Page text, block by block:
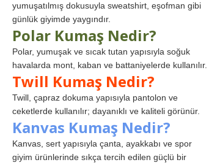
yumuşatılmış dokusuyla sweatshirt, eşofman gibi
günlük giyimde yaygındır.
Polar Kumaş Nedir?
Polar, yumuşak ve sıcak tutan yapısıyla soğuk
havalarda mont, kaban ve battaniyelerde kullanılır.
Twill Kumaş Nedir?
Twill, çapraz dokuma yapısıyla pantolon ve
ceketlerde kullanılır; dayanıklı ve kaliteli görünür.
Kanvas Kumaş Nedir?
Kanvas, sert yapısıyla çanta, ayakkabı ve spor
giyim ürünlerinde sıkça tercih edilen güçlü bir